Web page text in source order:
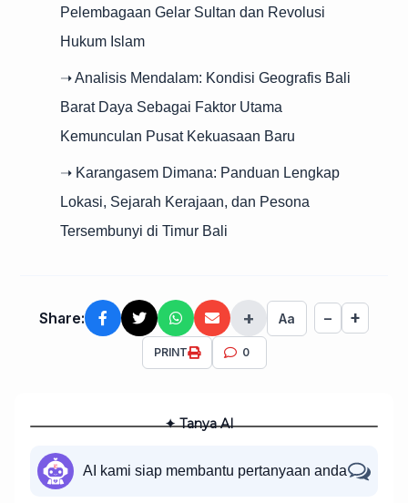
Pelembagaan Gelar Sultan dan Revolusi
Hukum Islam
➝ Analisis Mendalam: Kondisi Geografis Bali
Barat Daya Sebagai Faktor Utama
Kemunculan Pusat Kekuasaan Baru
➝ Karangasem Dimana: Panduan Lengkap
Lokasi, Sejarah Kerajaan, dan Pesona
Tersembunyi di Timur Bali
Share: + Aa − +
PRINT 0
✦ Tanya AI
AI kami siap membantu pertanyaan anda